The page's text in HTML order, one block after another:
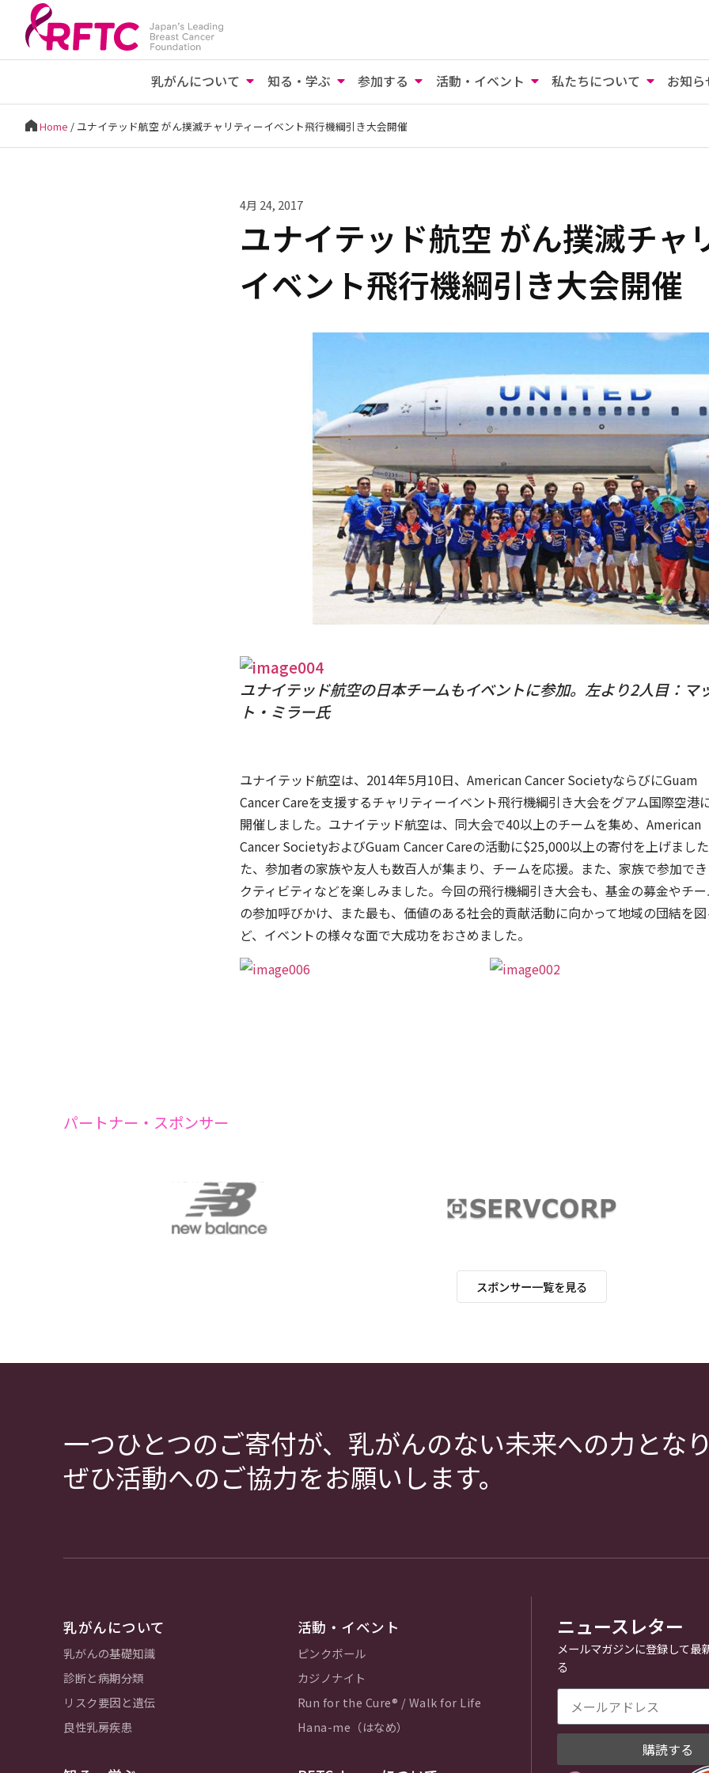
乳がんについて 知る・学ぶ 参加する 活動・イベント 私たちについて お知ら
Home / ユナイテッド航空 がん撲滅チャリティーイベント飛行機綱引き大会開催
4月 24, 2017
ユナイテッド航空 がん撲滅チャ
イベント飛行機綱引き大会開催
ユナイテッド航空の日本チームもイベントに参加。左より2人目：マ
ト・ミラー氏
ユナイテッド航空は、2014年5月10日、American Cancer SocietyならびにGuam
Cancer Careを支援するチャリティーイベント飛行機綱引き大会をグアム国際空港
開催しました。ユナイテッド航空は、同大会で40以上のチームを集め、American
Cancer SocietyおよびGuam Cancer Careの活動に$25,000以上の寄付を上げまし
た、参加者の家族や友人も数百人が集まり、チームを応援。また、家族で参加で
クティビティなどを楽しみました。今回の飛行機綱引き大会も、基金の募金やチ
の参加呼びかけ、また最も、価値のある社会的貢献活動に向かって地域の団結を
ど、イベントの様々な面で大成功をおさめました。
パートナー・スポンサー
スポンサー一覧を見る
一つひとつのご寄付が、乳がんのない未来への力とな
ぜひ活動へのご協力をお願いします。
乳がんについて
乳がんの基礎知識
診断と病期分類
リスク要因と遺伝
良性乳房疾患
活動・イベント
ピンクボール
カジノナイト
Run for the Cure® / Walk for Life
Hana-me（はなめ）
ニュースレター
メールマガジンに登録して最
る
購読する